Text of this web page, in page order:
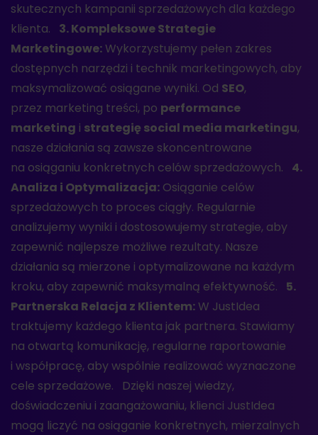
skutecznych kampanii sprzedażowych dla każdego
klienta. 3. Kompleksowe Strategie
Marketingowe:Wykorzystujemy pełen zakres
dostępnych narzędzi i technik marketingowych, aby
maksymalizować osiągane wyniki. Od SEO,
przez marketing treści, po performance
marketing i strategię social media marketingu,
nasze działania są zawsze skoncentrowane
na osiąganiu konkretnych celów sprzedażowych. 4.
Analiza i Optymalizacja: Osiąganie celów
sprzedażowych to proces ciągły. Regularnie
analizujemy wyniki i dostosowujemy strategie, aby
zapewnić najlepsze możliwe rezultaty. Nasze
działania są mierzone i optymalizowane na każdym
kroku, aby zapewnić maksymalną efektywność. 5.
Partnerska Relacja z Klientem:W JustIdea
traktujemy każdego klienta jak partnera. Stawiamy
na otwartą komunikację, regularne raportowanie
i współpracę, aby wspólnie realizować wyznaczone
cele sprzedażowe. Dzięki naszej wiedzy,
doświadczeniu i zaangażowaniu, klienci JustIdea
mogą liczyć na osiąganie konkretnych, mierzalnych